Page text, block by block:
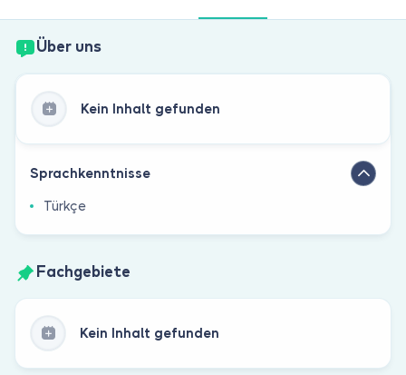
Über uns
Kein Inhalt gefunden
Sprachkenntnisse
Türkçe
Fachgebiete
Kein Inhalt gefunden